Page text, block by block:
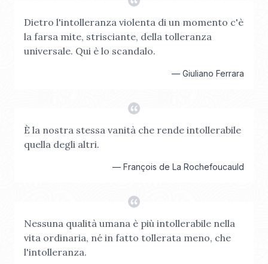
Dietro l'intolleranza violenta di un momento c'è
la farsa mite, strisciante, della tolleranza
universale. Qui è lo scandalo.
— Giuliano Ferrara
È la nostra stessa vanità che rende intollerabile
quella degli altri.
— François de La Rochefoucauld
Nessuna qualità umana è più intollerabile nella
vita ordinaria, né in fatto tollerata meno, che
l'intolleranza.